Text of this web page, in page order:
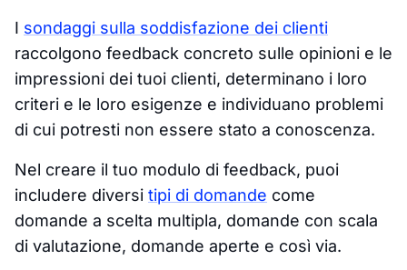
I sondaggi sulla soddisfazione dei clienti
raccolgono feedback concreto sulle opinioni e le
impressioni dei tuoi clienti, determinano i loro
criteri e le loro esigenze e individuano problemi
di cui potresti non essere stato a conoscenza.
Nel creare il tuo modulo di feedback, puoi
includere diversi tipi di domande come
domande a scelta multipla, domande con scala
di valutazione, domande aperte e così via.